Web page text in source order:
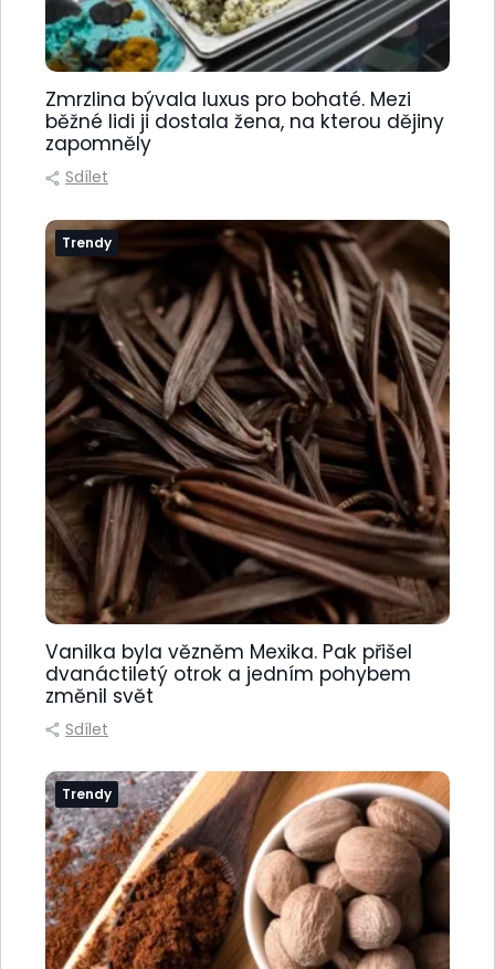
Zmrzlina bývala luxus pro bohaté. Mezi
běžné lidi ji dostala žena, na kterou dějiny
zapomněly
Sdílet
Trendy
Vanilka byla vězněm Mexika. Pak přišel
dvanáctiletý otrok a jedním pohybem
změnil svět
Sdílet
Trendy